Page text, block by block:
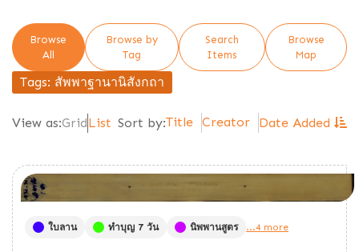
Browse
All
Browse by
Tag
Search
Items
Browse
Map
Tags: สัพพาฐานานิสังกถา
View as:GridList Sort by:Title Creator Date Added
ใบลาน ทำบุญ 7 วัน นิพพานสูตร ...4 more